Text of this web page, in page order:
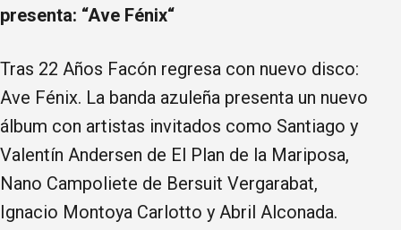
presenta: “Ave Fénix“
Tras 22 Años Facón regresa con nuevo disco:
Ave Fénix. La banda azuleña presenta un nuevo
álbum con artistas invitados como Santiago y
Valentín Andersen de El Plan de la Mariposa,
Nano Campoliete de Bersuit Vergarabat,
Ignacio Montoya Carlotto y Abril Alconada.